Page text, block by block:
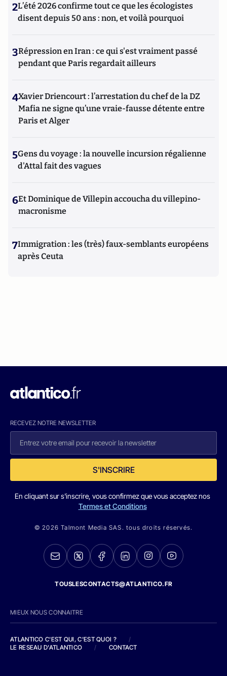
2L’été 2026 confirme tout ce que les écologistes
disent depuis 50 ans : non, et voilà pourquoi
3Répression en Iran : ce qui s'est vraiment passé
pendant que Paris regardait ailleurs
4Xavier Driencourt : l’arrestation du chef de la DZ
Mafia ne signe qu’une vraie-fausse détente entre
Paris et Alger
5Gens du voyage : la nouvelle incursion régalienne
d'Attal fait des vagues
6Et Dominique de Villepin accoucha du villepino-
macronisme
7Immigration : les (très) faux-semblants européens
après Ceuta
RECEVEZ NOTRE NEWSLETTER
S'INSCRIRE
En cliquant sur s'inscrire, vous confirmez que vous acceptez nos
Termes et Conditions
© 2026 Talmont Media SAS. tous droits réservés.
TOUSLESCONTACTS@ATLANTICO.FR
MIEUX NOUS CONNAITRE
ATLANTICO C'EST QUI, C'EST QUOI ?
/
LE RESEAU D'ATLANTICO
/ CONTACT